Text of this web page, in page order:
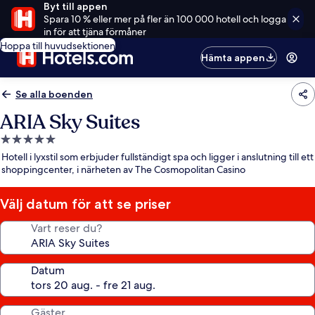
Byt till appen
Spara 10 % eller mer på fler än 100 000 hotell och logga
in för att tjäna förmåner
Hoppa till huvudsektionen
Hämta appen
Se alla boenden
ARIA Sky Suites
5.0-
stjärnigt
boende
Hotell i lyxstil som erbjuder fullständigt spa och ligger i anslutning till ett
shoppingcenter, i närheten av The Cosmopolitan Casino
Välj datum för att se priser
Vart reser du?
Datum